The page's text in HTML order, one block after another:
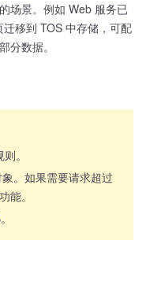
场景。例如 Web 服务已
移到 TOS 中存储，可配
分数据。
。
。如果需要请求超过
能。